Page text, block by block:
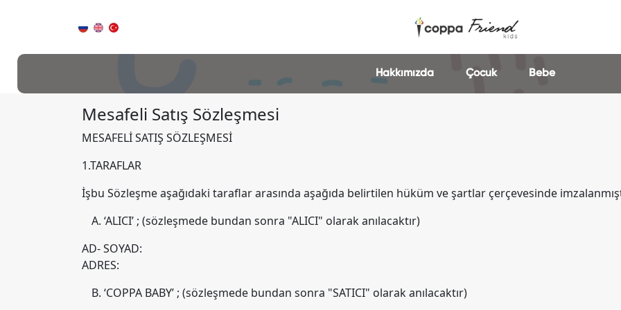
Hakkımızda Çocuk
Mesafeli Satış Sözleşmesi
MESAFELİ SATIŞ SÖZLEŞMESİ
1.TARAFLAR
İşbu Sözleşme aşağıdaki taraflar arasında aşağıda belirtilen hüküm ve şartlar çerçevesinde
‘ALICI’ ; (sözleşmede bundan sonra "ALICI" olarak anılacaktır)
AD- SOYAD:
ADRES:
‘COPPA BABY’ ; (sözleşmede bundan sonra "SATICI" olarak anılacaktır)